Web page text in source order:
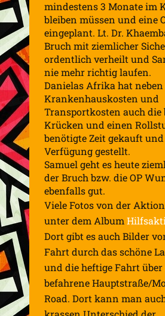
mindestens 3 Monate im
bleiben müssen und eine
eingeplant. Lt. Dr.
Bruch mit ziemlicher
ordentlich verheilt und
nie mehr richtig laufen.
Danielas Afrika hat neben
Krankenhauskosten und
Transportkosten auch die
Krücken und einen
benötigte Zeit gekauft
Verfügung gestellt.
Samuel geht es heute
der Bruch bzw. die OP
ebenfalls gut.
Viele Fotos von der
unter dem Album
Dort gibt es auch Bilder
Fahrt durch das schöne
und die heftige Fahrt
befahrene Hauptstraße/
Road. Dort kann man